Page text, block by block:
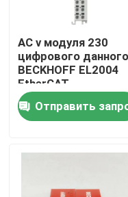
Экскурсия по
Контроль качества
AC v модуля 230
цифрового данного
BECKHOFF EL2004
EtherCAT
Отправить